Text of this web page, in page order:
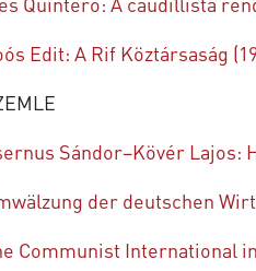
Edit: A Rif Köztársaság
Sándor–Kövér
der deutschen
Communist International